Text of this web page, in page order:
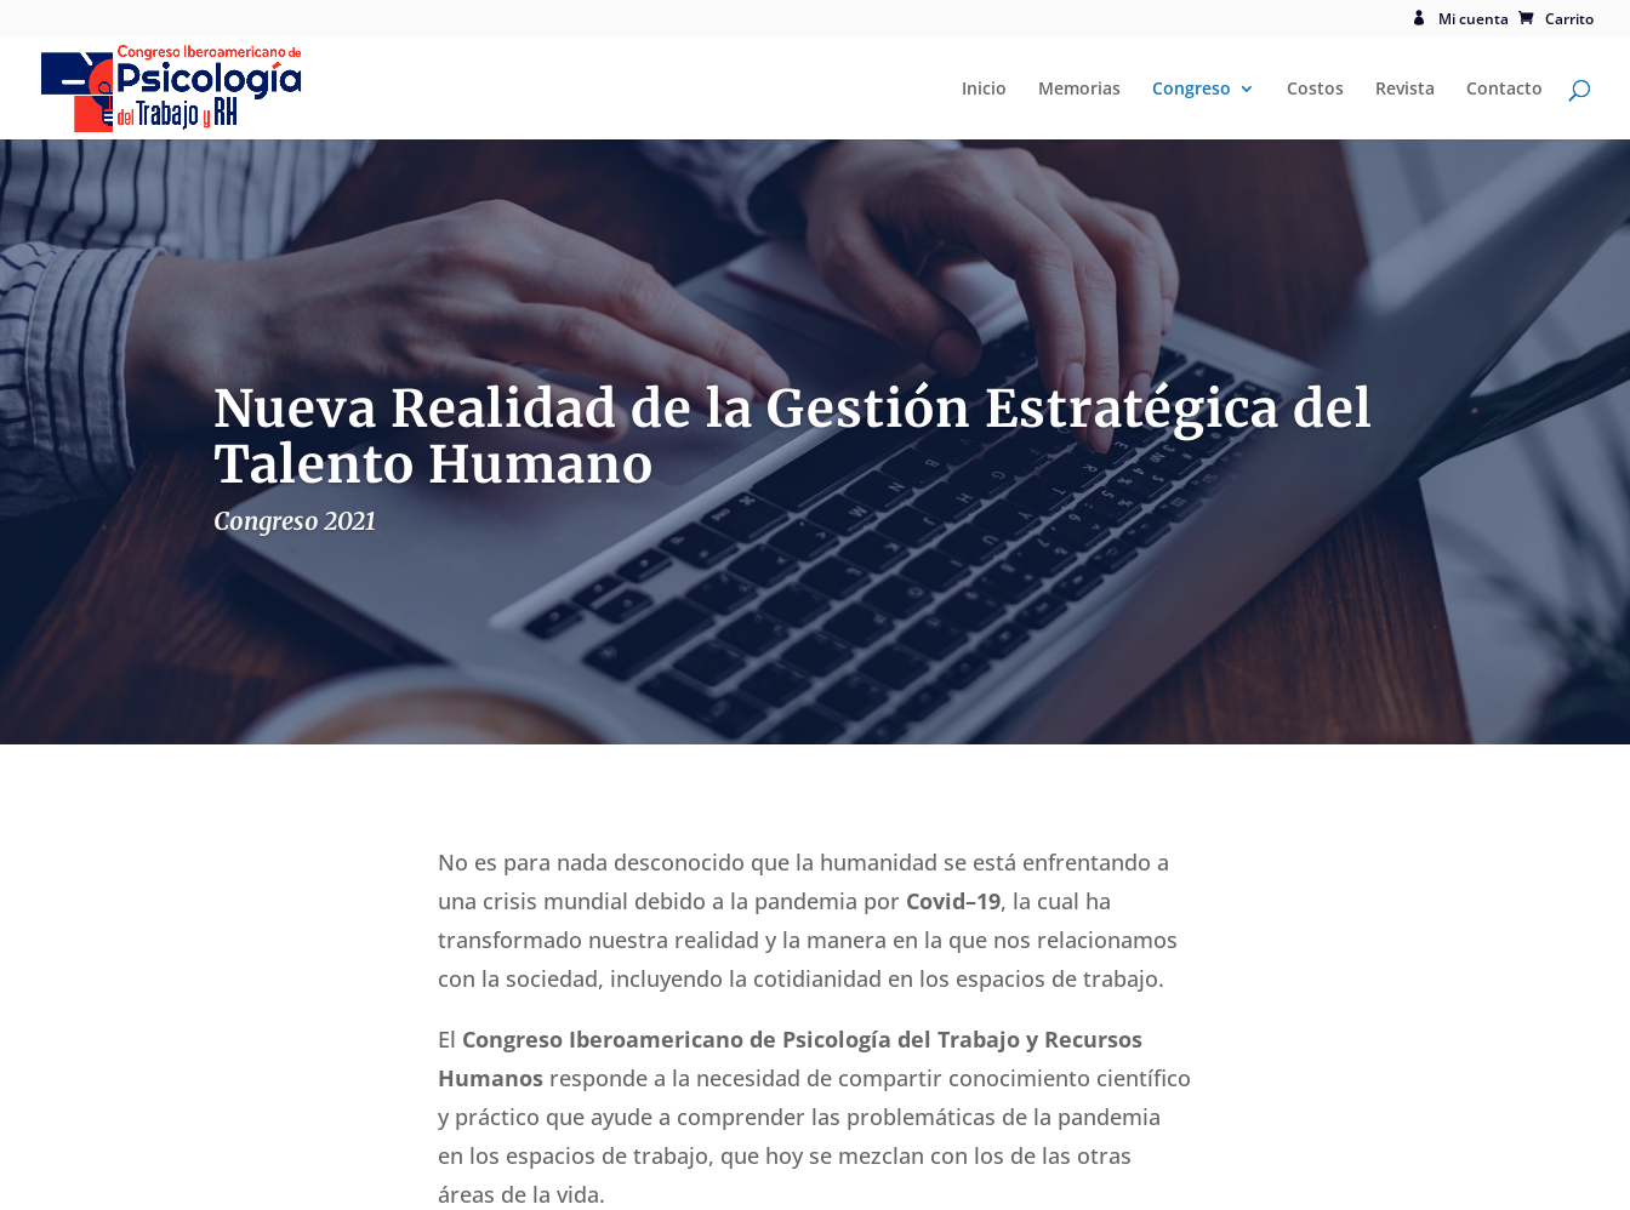
Mi cuenta Carrito
Inicio Memorias Congreso Costos Revista Contacto
Nueva Realidad de la Gestión Estratégica del
Talento Humano
Congreso 2021
No es para nada desconocido que la humanidad se está enfrentando a
una crisis mundial debido a la pandemia por Covid–19, la cual ha
transformado nuestra realidad y la manera en la que nos relacionamos
con la sociedad, incluyendo la cotidianidad en los espacios de trabajo.
El Congreso Iberoamericano de Psicología del Trabajo y Recursos
Humanos responde a la necesidad de compartir conocimiento científico
y práctico que ayude a comprender las problemáticas de la pandemia
en los espacios de trabajo, que hoy se mezclan con los de las otras
áreas de la vida.